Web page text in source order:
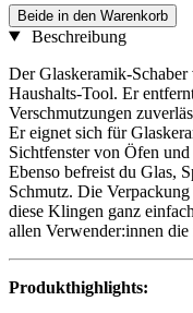
Beide in den Warenkorb
Beschreibung
Der Glaskeramik-
Haushalts-Tool. Er
Verschmutzungen
Er eignet sich für
Sichtfenster von Öfen
Ebenso befreist du Glas,
Schmutz. Die
diese Klingen ganz
allen Verwender:innen
Produkthighlights: